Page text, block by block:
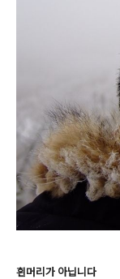
흰머리가 아닙니다